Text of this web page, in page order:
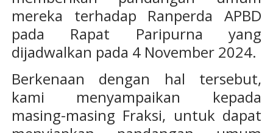
mereka terhadap Ranperda APBD
pada Rapat Paripurna yang
dijadwalkan pada 4 November 2024.
Berkenaan dengan hal tersebut,
kami menyampaikan kepada
masing-masing Fraksi, untuk dapat